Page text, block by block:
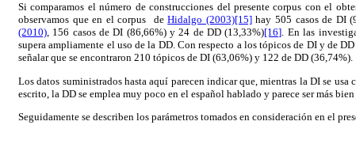
Si comparamos el número de construcciones del presente corpus con el
observamos que en el corpus
deHidalgo (2003)[15]hay 505 casos de DI
(2010), 156 casos de DI (86,66%) y 24 de DD (13,33%)[16]. En las
supera ampliamente el uso de la DD. Con respecto a los tópicos de DI y de
señalar que se encontraron 210 tópicos de DI (63,06%) y 122 de DD (36,74%).
Los datos suministrados hasta aquí parecen indicar que, mientras la DI se
escrito, la DD se emplea muy poco en el español hablado y parece ser más
Seguidamente se describen los parámetros tomados en consideración en el